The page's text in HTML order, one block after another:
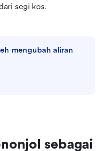
segi kos.
mengubah aliran
sebagai